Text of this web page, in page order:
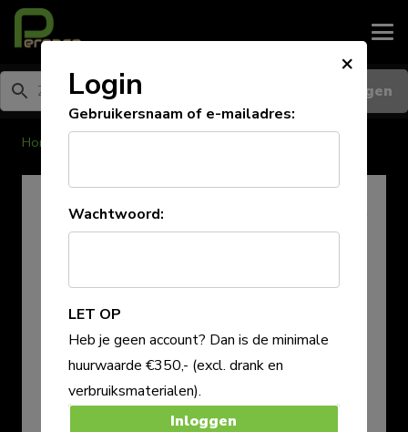
Inloggen
Home
×
Login
Gebruikersnaam of e-mailadres:
Wachtwoord:
LET OP
Heb je geen account? Dan is de minimale
huurwaarde €350,- (excl. drank en
verbruiksmaterialen).
Inloggen